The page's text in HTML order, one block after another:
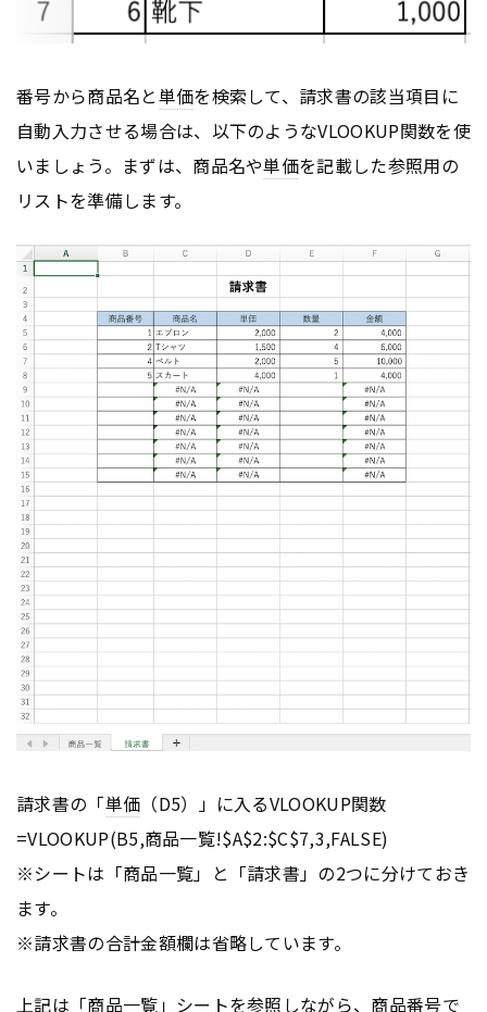
番号から商品名と単価を検索して、請求書の該当項目に
自動入力させる場合は、以下のようなVLOOKUP関数を使
いましょう。まずは、商品名や単価を記載した参照用の
リストを準備します。
請求書の「単価 （D5）」に入るVLOOKUP関数
=VLOOKUP(B5,商品一覧!$A$2:$C$7,3,FALSE)
※シートは「商品一覧」と「請求書」の2つに分けておき
ます。
※請求書の合計金額欄は省略しています。
上記は「商品一覧」シートを参照しながら、商品番号で